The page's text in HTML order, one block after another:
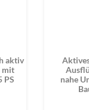
aktiv
mit
PS
nahe